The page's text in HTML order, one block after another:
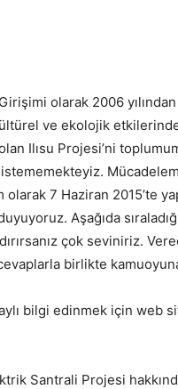
olarak 2006
ve ekolojik
Ilısu Projesi’ni
7 Haziran 2015’te
Aşağıda
çok seviniriz.
birlikte
bilgi edinmek için web
Santrali Projesi